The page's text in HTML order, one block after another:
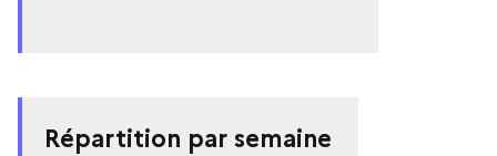
Répartition par semaine